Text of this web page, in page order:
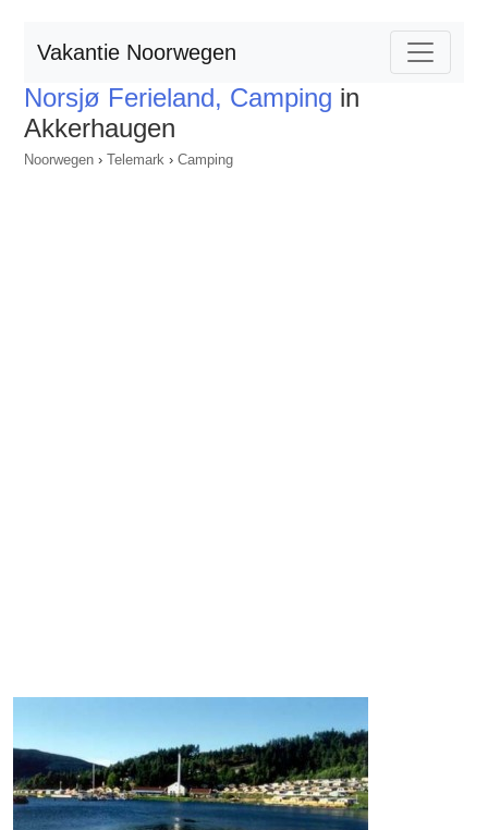
Vakantie Noorwegen
Norsjø Ferieland, Camping in
Akkerhaugen
Noorwegen › Telemark › Camping